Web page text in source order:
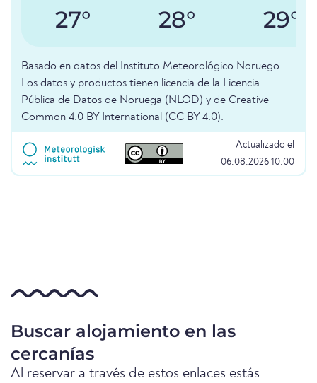
27° 28° 29°
Basado en datos del Instituto Meteorológico Noruego.
Los datos y productos tienen licencia de la Licencia
Pública de Datos de Noruega (NLOD) y de Creative
Common 4.0 BY International (CC BY 4.0).
Actualizado el
06.08.2026 10:00
Buscar alojamiento en las
cercanías
Al reservar a través de estos enlaces estás